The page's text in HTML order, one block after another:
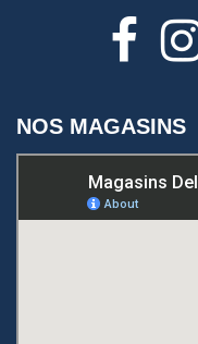
NOS MAGASINS